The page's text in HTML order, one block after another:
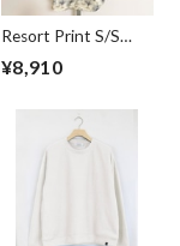
Resort Print S/S
Shirts Ivory
¥8,910